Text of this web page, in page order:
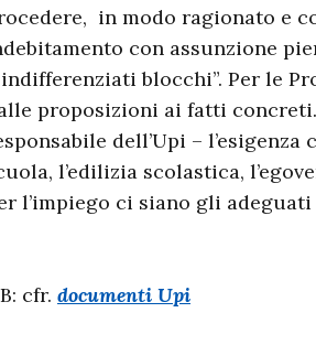
in modo ragionato e
con assunzione
blocchi”. Per le
proposizioni ai fatti
dell’Upi –
l’edilizia scolastica,
l’impiego ci siano gli
cfr. documenti Upi